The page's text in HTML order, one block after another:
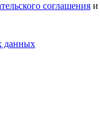
соглашения и
данных